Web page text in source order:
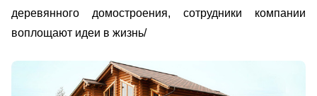
деревянного домостроения, сотрудники компании
воплощают идеи в жизнь/